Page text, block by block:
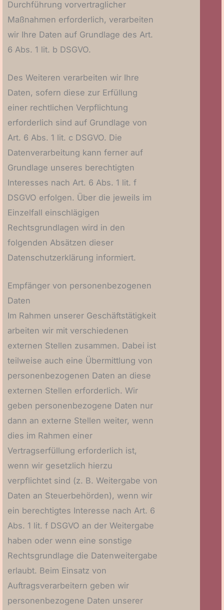
Durchführung vorvertraglicher
Maßnahmen erforderlich, verarbeiten
wir Ihre Daten auf Grundlage des Art.
6 Abs. 1 lit. b DSGVO.
Des Weiteren verarbeiten wir Ihre
Daten, sofern diese zur Erfüllung
einer rechtlichen Verpflichtung
erforderlich sind auf Grundlage von
Art. 6 Abs. 1 lit. c DSGVO. Die
Datenverarbeitung kann ferner auf
Grundlage unseres berechtigten
Interesses nach Art. 6 Abs. 1 lit. f
DSGVO erfolgen. Über die jeweils im
Einzelfall einschlägigen
Rechtsgrundlagen wird in den
folgenden Absätzen dieser
Datenschutzerklärung informiert.
Empfänger von personenbezogenen
Daten
Im Rahmen unserer Geschäftstätigkeit
arbeiten wir mit verschiedenen
externen Stellen zusammen. Dabei ist
teilweise auch eine Übermittlung von
personenbezogenen Daten an diese
externen Stellen erforderlich. Wir
geben personenbezogene Daten nur
dann an externe Stellen weiter, wenn
dies im Rahmen einer
Vertragserfüllung erforderlich ist,
wenn wir gesetzlich hierzu
verpflichtet sind (z. B. Weitergabe von
Daten an Steuerbehörden), wenn wir
ein berechtigtes Interesse nach Art. 6
Abs. 1 lit. f DSGVO an der Weitergabe
haben oder wenn eine sonstige
Rechtsgrundlage die Datenweitergabe
erlaubt. Beim Einsatz von
Auftragsverarbeitern geben wir
personenbezogene Daten unserer